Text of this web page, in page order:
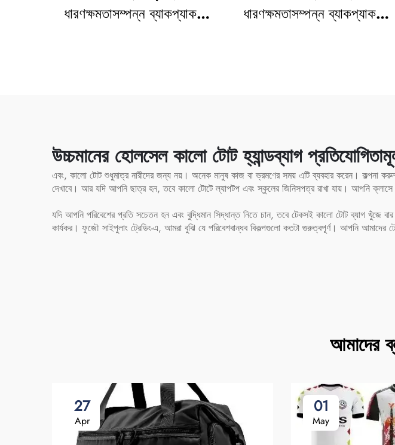
ধারণক্ষমতাসম্পন্ন ব্যাকপ্যাক:
ধারণক্ষমতাসম্পন্ন ব্যাকপ্যাক,
উচ্চমানের হোলসেল কালো টোট হ্যান্ডব্যাগ
এবং, কালো টোট শুধুমাত্র নারীদের জন্য নয়। অনেক মানুষ কাজ বা ভ্রমণের সময় এটি ব্যবহার করেন। কল্পনা
দেখাবে। আর যদি আপনি ছাত্র হন, তবে কালো টোটে ল্যাপটপ এবং স্কুলের জিনিসপত্র রাখা যায়। আপনি
যদি আপনি পরিবেশের প্রতি সচেতন হন এবং বুদ্ধিমান সিদ্ধান্ত নিতে চান, তবে টেকসই কালো টোট ব্যাগ খুঁজে
কার্যকর। ফুজৌ সাইপুলাং ট্রেডিং-এ, আমরা বুঝি যে পরিবেশবান্ধব বিকল্পগুলো কতটা গুরুত্বপূর্ণ। আপনি আমাদের
আমাদের
27
Apr
01
May